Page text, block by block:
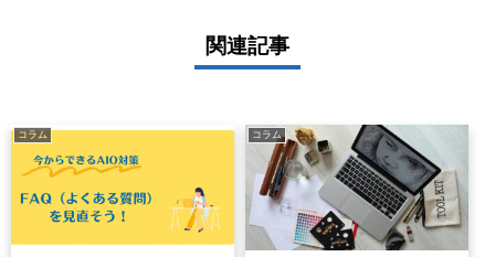
関連記事
コラム コラム